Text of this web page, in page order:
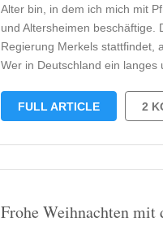
Alter bin, in dem ich mich mit
und Altersheimen beschäftige.
Regierung Merkels stattfindet,
Wer in Deutschland ein langes
FULL ARTICLE 2
Frohe Weihnachten mit